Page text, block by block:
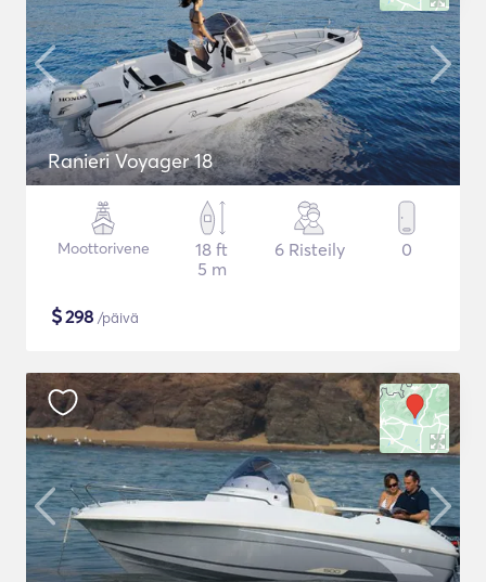
Ranieri Voyager 18
Moottorivene
18 ft
5 m
6 Risteily 0
$298 /päivä